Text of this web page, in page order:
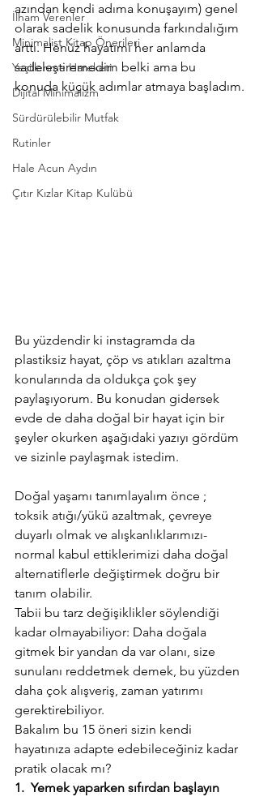
İlham Verenler
Minimalist Kitap Önerileri
Yeşillenme Hareketi
Dijital Minimalizm
Sürdürülebilir Mutfak
Rutinler
Hale Acun Aydın
Çıtır Kızlar Kitap Kulübü
azından kendi adıma konuşayım) genel
olarak sadelik konusunda farkındalığım
arttı. Henüz hayatımı her anlamda
sadeleştiremedim belki ama bu
konuda küçük adımlar atmaya başladım.
Bu yüzdendir ki instagramda da
plastiksiz hayat, çöp vs atıkları azaltma
konularında da oldukça çok şey
paylaşıyorum. Bu konudan gidersek
evde de daha doğal bir hayat için bir
şeyler okurken aşağıdaki yazıyı gördüm
ve sizinle paylaşmak istedim.
Doğal yaşamı tanımlayalım önce ;
toksik atığı/yükü azaltmak, çevreye
duyarlı olmak ve alışkanlıklarımızı-
normal kabul ettiklerimizi daha doğal
alternatiflerle değiştirmek doğru bir
tanım olabilir.
Tabii bu tarz değişiklikler söylendiği
kadar olmayabiliyor: Daha doğala
gitmek bir yandan da var olanı, size
sunulanı reddetmek demek, bu yüzden
daha çok alışveriş, zaman yatırımı
gerektirebiliyor.
Bakalım bu 15 öneri sizin kendi
hayatınıza adapte edebileceğiniz kadar
pratik olacak mı?
1.  Yemek yaparken sıfırdan başlayın